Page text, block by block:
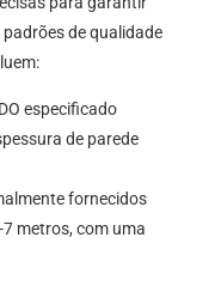
de qualidade
especificado
de parede
fornecidos
metros, com uma